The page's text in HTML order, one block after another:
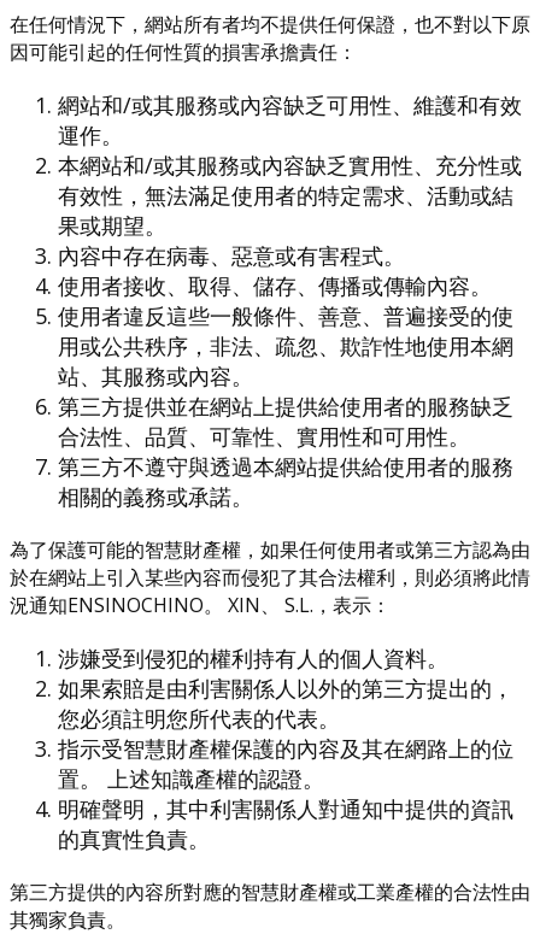
在任何情況下，網站所有者均不提供任何保證，也不對以下原
因可能引起的任何性質的損害承擔責任：
網站和/或其服務或內容缺乏可用性、維護和有效
運作。
本網站和/或其服務或內容缺乏實用性、充分性或
有效性，無法滿足使用者的特定需求、活動或結
果或期望。
內容中存在病毒、惡意或有害程式。
使用者接收、取得、儲存、傳播或傳輸內容。
使用者違反這些一般條件、善意、普遍接受的使
用或公共秩序，非法、疏忽、欺詐性地使用本網
站、其服務或內容。
第三方提供並在網站上提供給使用者的服務缺乏
合法性、品質、可靠性、實用性和可用性。
第三方不遵守與透過本網站提供給使用者的服務
相關的義務或承諾。
為了保護可能的智慧財產權，如果任何使用者或第三方認為由
於在網站上引入某些內容而侵犯了其合法權利，則必須將此情
況通知ENSINOCHINO。 XIN、 S.L.，表示：
涉嫌受到侵犯的權利持有人的個人資料。
如果索賠是由利害關係人以外的第三方提出的，
您必須註明您所代表的代表。
指示受智慧財產權保護的內容及其在網路上的位
置。 上述知識產權的認證。
明確聲明，其中利害關係人對通知中提供的資訊
的真實性負責。
第三方提供的內容所對應的智慧財產權或工業產權的合法性由
其獨家負責。